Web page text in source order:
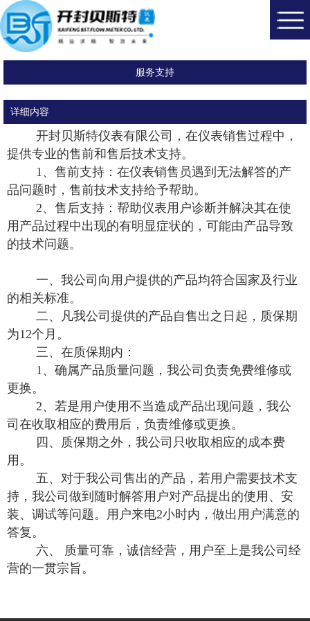
服务支持
详细内容
开封贝斯特仪表有限公司，在仪表销售过程中，
提供专业的售前和售后技术支持。
1、售前支持：在仪表销售员遇到无法解答的产
品问题时，售前技术支持给予帮助。
2、售后支持：帮助仪表用户诊断并解决其在使
用产品过程中出现的有明显症状的，可能由产品导致
的技术问题。
一、我公司向用户提供的产品均符合国家及行业
的相关标准。
二、凡我公司提供的产品自售出之日起，质保期
为12个月。
三、在质保期内：
1、确属产品质量问题，我公司负责免费维修或
更换。
2、若是用户使用不当造成产品出现问题，我公
司在收取相应的费用后，负责维修或更换。
四、质保期之外，我公司只收取相应的成本费
用。
五、对于我公司售出的产品，若用户需要技术支
持，我公司做到随时解答用户对产品提出的使用、安
装、调试等问题。用户来电2小时内，做出用户满意的
答复。
六、 质量可靠，诚信经营，用户至上是我公司经
营的一贯宗旨。